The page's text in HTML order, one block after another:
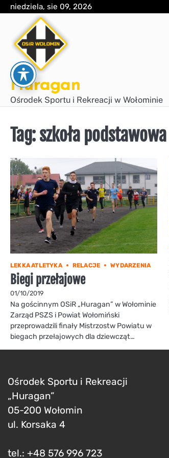
Skip
content
niedziela, sie 09, 2026
Huragan
Ośrodek Sportu i Rekreacji w Wołominie
Tag:szkoła podstawowa
LEKKA ATLETYKA RELACJE WYDARZENIA
Biegi przełajowe
01/10/2019
Na gościnnym OSiR „Huragan” w Wołominie
Zarząd PSZS i Powiat Wołomiński
przeprowadzili finały Mistrzostw Powiatu w
biegach przełajowych dla dziewcząt…
Ośrodek Sportu i Rekreacji
„Huragan”
05-200 Wołomin
ul. Korsaka 4
tel.: +48 576 996 723